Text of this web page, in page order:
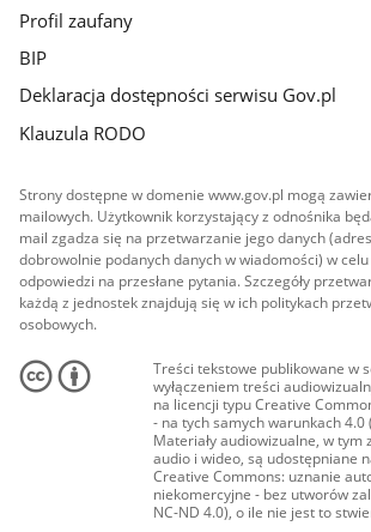
Profil zaufany
BIP
Deklaracja dostępności serwisu Gov.pl
Klauzula RODO
Strony dostępne w domenie www.gov.pl mogą
mailowych. Użytkownik korzystający z odnośnika
mail zgadza się na przetwarzanie jego danych
dobrowolnie podanych danych w wiadomości) w celu
odpowiedzi na przesłane pytania. Szczegóły
każdą z jednostek znajdują się w ich politykach
osobowych.
Treści tekstowe publikowane w
wyłączeniem treści
na licencji typu Creative
- na tych samych warunkach 4.0
Materiały audiowizualne, w tym
audio i wideo, są udostępniane
Creative Commons: uznanie
niekomercyjne - bez utworów
NC-ND 4.0), o ile nie jest to